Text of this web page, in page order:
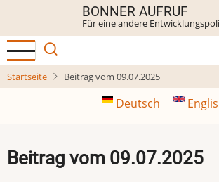
Inhalt
BONNER AUFRUF
Für eine andere
Startseite Beitrag vom 09.07.2025
Deutsch
Beitrag vom 09.07.2025